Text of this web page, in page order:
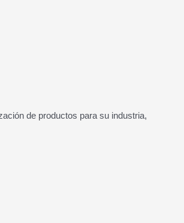
de productos para su industria,